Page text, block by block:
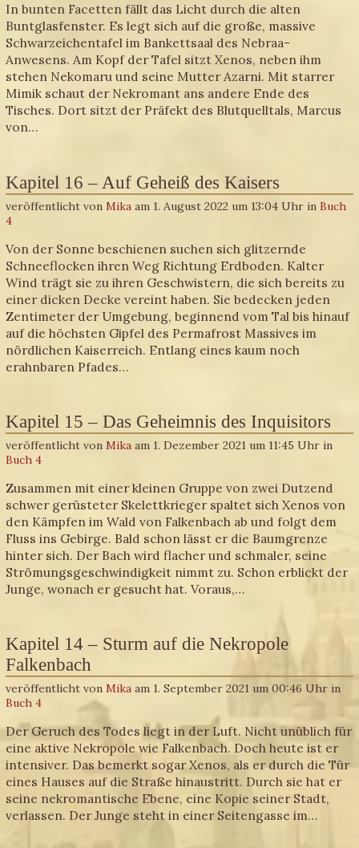
In bunten Facetten fällt das Licht durch die alten
Buntglasfenster. Es legt sich auf die große, massive
Schwarzeichentafel im Bankettsaal des Nebraa-
Anwesens. Am Kopf der Tafel sitzt Xenos, neben ihm
stehen Nekomaru und seine Mutter Azarni. Mit starrer
Mimik schaut der Nekromant ans andere Ende des
Tisches. Dort sitzt der Präfekt des Blutquelltals, Marcus
von…
Kapitel 16 – Auf Geheiß des Kaisers
veröffentlicht vonMika am 1. August 2022 um 13:04 Uhr inBuch
4
Von der Sonne beschienen suchen sich glitzernde
Schneeflocken ihren Weg Richtung Erdboden. Kalter
Wind trägt sie zu ihren Geschwistern, die sich bereits zu
einer dicken Decke vereint haben. Sie bedecken jeden
Zentimeter der Umgebung, beginnend vom Tal bis hinauf
auf die höchsten Gipfel des Permafrost Massives im
nördlichen Kaiserreich. Entlang eines kaum noch
erahnbaren Pfades…
Kapitel 15 – Das Geheimnis des Inquisitors
veröffentlicht vonMika am 1. Dezember 2021 um 11:45 Uhr in
Buch 4
Zusammen mit einer kleinen Gruppe von zwei Dutzend
schwer gerüsteter Skelettkrieger spaltet sich Xenos von
den Kämpfen im Wald von Falkenbach ab und folgt dem
Fluss ins Gebirge. Bald schon lässt er die Baumgrenze
hinter sich. Der Bach wird flacher und schmaler, seine
Strömungsgeschwindigkeit nimmt zu. Schon erblickt der
Junge, wonach er gesucht hat. Voraus,…
Kapitel 14 – Sturm auf die Nekropole
Falkenbach
veröffentlicht vonMika am 1. September 2021 um 00:46 Uhr in
Buch 4
Der Geruch des Todes liegt in der Luft. Nicht unüblich für
eine aktive Nekropole wie Falkenbach. Doch heute ist er
intensiver. Das bemerkt sogar Xenos, als er durch die Tür
eines Hauses auf die Straße hinaustritt. Durch sie hat er
seine nekromantische Ebene, eine Kopie seiner Stadt,
verlassen. Der Junge steht in einer Seitengasse im…